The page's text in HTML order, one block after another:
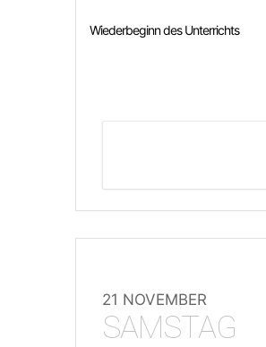
Wiederbeginn des Unterrichts
21 NOVEMBER
SAMSTAG